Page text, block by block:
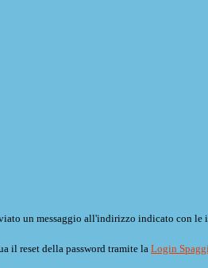
un messaggio all'indirizzo indicato con le
il reset della password tramite la Login